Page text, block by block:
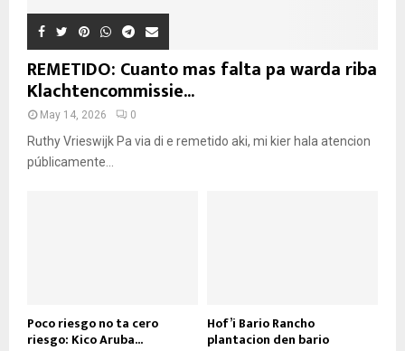
REMETIDO: Cuanto mas falta pa warda riba
Klachtencommissie...
May 14, 2026 0
Ruthy Vrieswijk Pa via di e remetido aki, mi kier hala atencion
públicamente...
Poco riesgo no ta cero
riesgo: Kico Aruba...
Hof’i Bario Rancho
plantacion den bario